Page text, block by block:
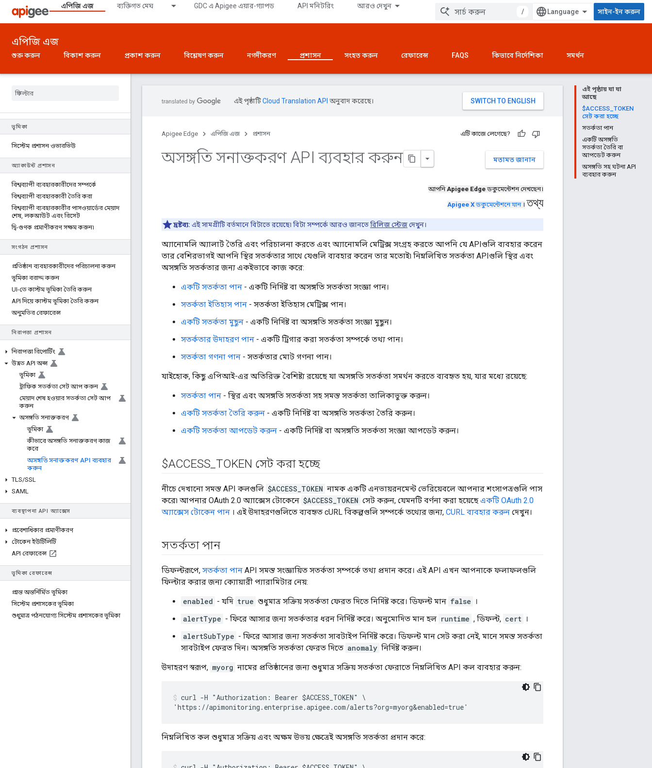
এপিজি এজ ব্যক্তিগত মেঘ GDC এ Apigee এয়ার-গ্যাপড API মনিটরিং আরও দেখুন
/ সাইন-ইন করুন
এপিজি এজ
শুরু করুন বিকাশ করুন প্রকাশ করুন বিশ্লেষণ করুন নগদীকরণ প্রশাসন সংহত করুন রেফারেন্স FAQS কিভাবে নির্দেশিকা সমর্থন
ভূমিকা
সিস্টেম প্রশাসন ওভারভিউ
অ্যাকাউন্ট প্রশাসন
বিশ্বব্যাপী ব্যবহারকারীদের সম্পর্কে
বিশ্বব্যাপী ব্যবহারকারী তৈরি করা
বিশ্বব্যাপী ব্যবহারকারীর পাসওয়ার্ডের মেয়াদ
শেষ, লকআউট এবং রিসেট
দ্বি-গুণক প্রমাণীকরণ সক্ষম করুন৷
সংগঠন প্রশাসন
প্রতিষ্ঠান ব্যবহারকারীদের পরিচালনা করুন
ভূমিকা বরাদ্দ করুন
UI-তে কাস্টম ভূমিকা তৈরি করুন
API দিয়ে কাস্টম ভূমিকা তৈরি করুন
অনুমতির রেফারেন্স
নিরাপত্তা প্রশাসন
নিরাপত্তা রিপোর্টিং
উন্নত API অপ্স
ভূমিকা
ট্রাফিক সতর্কতা সেট আপ করুন
মেয়াদ শেষ হওয়ার সতর্কতা সেট আপ
করুন
অসঙ্গতি সনাক্তকরণ
ভূমিকা
কীভাবে অসঙ্গতি সনাক্তকরণ কাজ
করে
অসঙ্গতি সনাক্তকরণ API ব্যবহার
করুন
TLS/SSL
SAML
ব্যবস্থাপনা API অ্যাক্সেস
প্রবেশাধিকার প্রমাণীকরণ
টোকেন ইউটিলিটি
API রেফারেন্স
ভূমিকা রেফারেন্স
প্রান্ত অন্তর্নির্মিত ভূমিকা
সিস্টেম প্রশাসকের ভূমিকা
শুধুমাত্র পঠনযোগ্য সিস্টেম প্রশাসকের ভূমিকা
এই পৃষ্ঠায় যা যা
আছে
$ACCESS_TOKEN
সেট করা হচ্ছে
সতর্কতা পান
একটি অসঙ্গতি
সতর্কতা তৈরি বা
আপডেট করুন
অসঙ্গতি সহ ঘটনা API
ব্যবহার করুন
এই পৃষ্ঠাটিCloud Translation API অনুবাদ করেছে।
Apigee Edge এপিজি এজ প্রশাসন এটি কাজে লেগেছে?
মতামত জানান
অসঙ্গতি সনাক্তকরণ API ব্যবহার করুন
আপনিApigee Edge ডকুমেন্টেশন দেখছেন।
Apigee X ডকুমেন্টেশনে যান। তথ্য
দ্রষ্টব্য: এই সামগ্রীটি বর্তমানে বিটাতে রয়েছে৷ বিটা সম্পর্কে আরও জানতেরিলিজ স্টেজদেখুন।
অ্যানোমলি অ্যালার্ট তৈরি এবং পরিচালনা করতে এবং অ্যানোমলি মেট্রিক্স সংগ্রহ করতে আপনি যে APIগুলি ব্যবহার করেন
তার বেশিরভাগই আপনি স্থির সতর্কতার সাথে যেগুলি ব্যবহার করেন তার মতোই৷ নিম্নলিখিত সতর্কতা APIগুলি স্থির এবং
অসঙ্গতি সতর্কতার জন্য একইভাবে কাজ করে:
একটি সতর্কতা পান - একটি নির্দিষ্ট বা অসঙ্গতি সতর্কতা সংজ্ঞা পান।
সতর্কতা ইতিহাস পান - সতর্কতা ইতিহাস মেট্রিক্স পান।
একটি সতর্কতা মুছুন - একটি নির্দিষ্ট বা অসঙ্গতি সতর্কতা সংজ্ঞা মুছুন।
সতর্কতার উদাহরণ পান - একটি ট্রিগার করা সতর্কতা সম্পর্কে তথ্য পান।
সতর্কতা গণনা পান - সতর্কতার মোট গণনা পান।
যাইহোক, কিছু এপিআই-এর অতিরিক্ত বৈশিষ্ট্য রয়েছে যা অসঙ্গতি সতর্কতা সমর্থন করতে ব্যবহৃত হয়, যার মধ্যে রয়েছে:
সতর্কতা পান - স্থির এবং অসঙ্গতি সতর্কতা সহ সমস্ত সতর্কতা তালিকাভুক্ত করুন।
একটি সতর্কতা তৈরি করুন - একটি নির্দিষ্ট বা অসঙ্গতি সতর্কতা তৈরি করুন।
একটি সতর্কতা আপডেট করুন - একটি নির্দিষ্ট বা অসঙ্গতি সতর্কতা সংজ্ঞা আপডেট করুন।
$ACCESS _TOKEN সেট করা হচ্ছে
নীচে দেখানো সমস্ত API কলগুলি $ACCESS_TOKEN নামক একটি এনভায়রনমেন্ট ভেরিয়েবলে আপনার শংসাপত্রগুলি পাস
করে৷ আপনার OAuth 2.0 অ্যাক্সেস টোকেনে $ACCESS_TOKEN সেট করুন, যেমনটি বর্ণনা করা হয়েছেএকটি OAuth 2.0
অ্যাক্সেস টোকেন পান । এই উদাহরণগুলিতে ব্যবহৃত cURL বিকল্পগুলি সম্পর্কে তথ্যের জন্য, CURL ব্যবহার করুন দেখুন।
সতর্কতা পান
ডিফল্টরূপে, সতর্কতা পান API সমস্ত সংজ্ঞায়িত সতর্কতা সম্পর্কে তথ্য প্রদান করে। এই API এখন আপনাকে ফলাফলগুলি
ফিল্টার করার জন্য ক্যোয়ারী প্যারামিটার নেয়:
enabled - যদি true শুধুমাত্র সক্রিয় সতর্কতা ফেরত দিতে নির্দিষ্ট করে। ডিফল্ট মান false
।
alertType - ফিরে আসার জন্য সতর্কতার ধরন নির্দিষ্ট করে। অনুমোদিত মান হল runtime , ডিফল্ট, cert ।
alertSubType - ফিরে আসার জন্য সতর্কতা সাবটাইপ নির্দিষ্ট করে। ডিফল্ট মান সেট করা নেই, মানে সমস্ত সতর্কতা
সাবটাইপ ফেরত দিন। অসঙ্গতি সতর্কতা ফেরত দিতে anomaly নির্দিষ্ট করুন।
উদাহরণ স্বরূপ, myorg নামের প্রতিষ্ঠানের জন্য শুধুমাত্র সক্রিয় সতর্কতা ফেরাতে নিম্নলিখিত API কল ব্যবহার করুন:
curl -H "Authorization: Bearer $ACCESS_TOKEN" \
নিম্নলিখিত কল শুধুমাত্র সক্রিয় এবং অক্ষম উভয় ক্ষেত্রেই অসঙ্গতি সতর্কতা প্রদান করে: